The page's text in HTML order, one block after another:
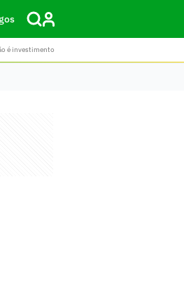
é investimento